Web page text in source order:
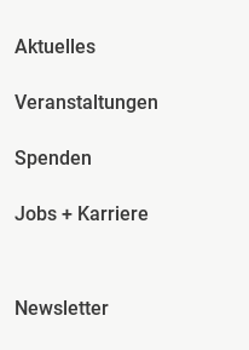
Fusszeile Spalte 2
Aktuelles
Veranstaltungen
Spenden
Jobs + Karriere
Fusszeile Spalte 3
Newsletter